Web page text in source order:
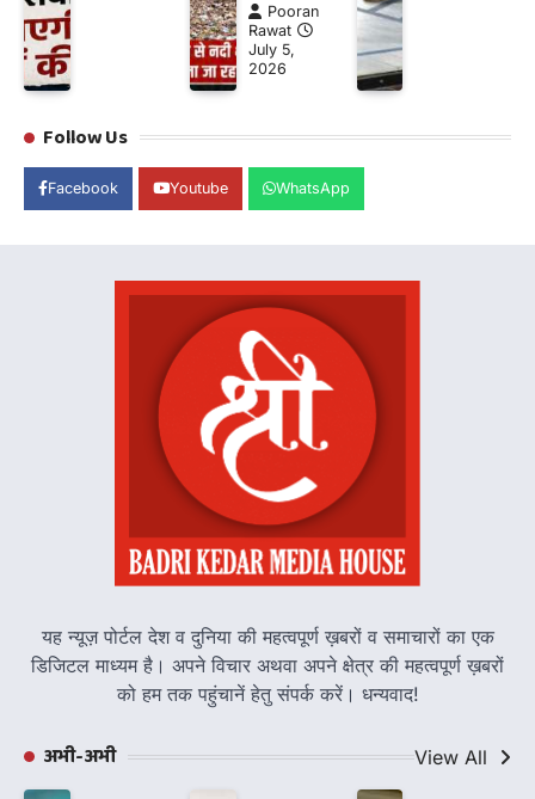
Pooran
Rawat
July 5,
2026
Follow Us
Facebook Youtube WhatsApp
यह न्यूज़ पोर्टल देश व दुनिया की महत्वपूर्ण ख़बरों व समाचारों का एक
डिजिटल माध्यम है। अपने विचार अथवा अपने क्षेत्र की महत्वपूर्ण ख़बरों
को हम तक पहुंचानें हेतु संपर्क करें। धन्यवाद!
अभी-अभी View All